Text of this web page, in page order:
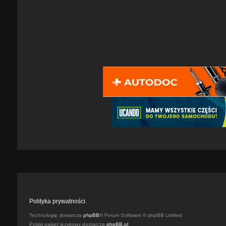
Polityka prywatności.
Technologię dostarcza phpBB® Forum Software © phpBB Limited
Polski pakiet językowy dostarcza phpBB.pl